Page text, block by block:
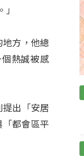
方，他總
熱誠被感
出「安居
都會區平